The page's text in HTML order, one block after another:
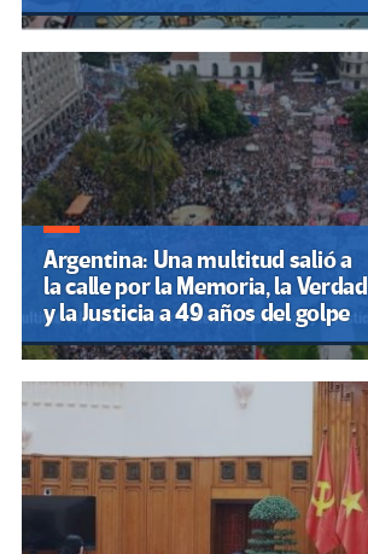
Argentina: Una multitud salió a
la calle por la Memoria, la Verdad
y la Justicia a 49 años del golpe